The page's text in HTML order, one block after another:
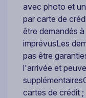
avec photo et
par carte de
être demandés
imprévusLes
pas être
l'arrivée et
cartes de crédit